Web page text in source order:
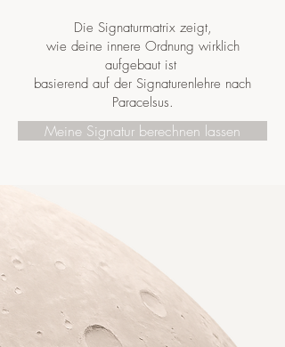
Die Signaturmatrix zeigt,
wie deine innere Ordnung wirklich
aufgebaut ist
basierend auf der Signaturenlehre nach
Paracelsus.
Meine Signatur berechnen lassen